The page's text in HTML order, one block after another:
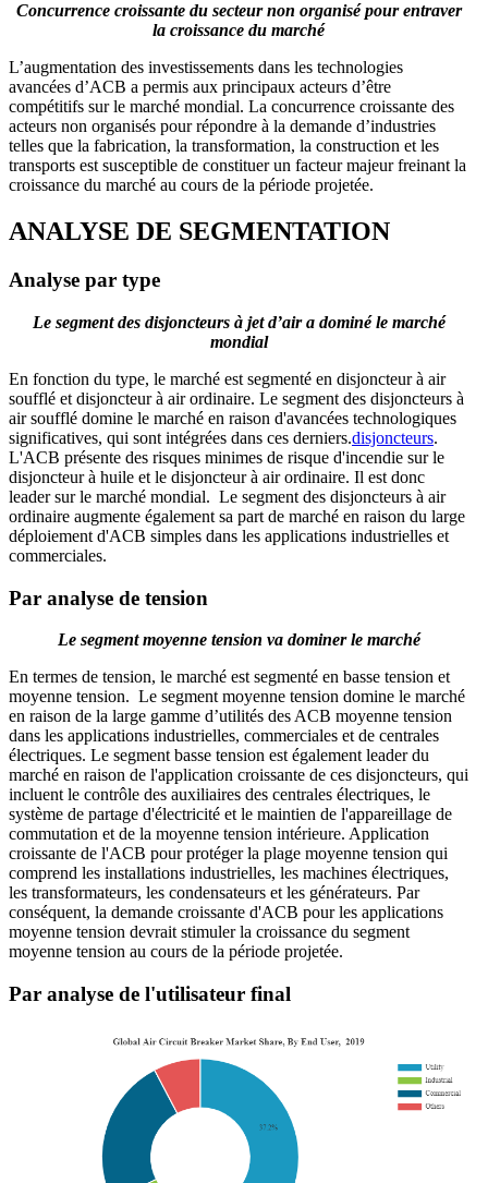
Concurrence croissante du secteur non organisé pour entraver
la croissance du marché
L’augmentation des investissements dans les technologies
avancées d’ACB a permis aux principaux acteurs d’être
compétitifs sur le marché mondial. La concurrence croissante des
acteurs non organisés pour répondre à la demande d’industries
telles que la fabrication, la transformation, la construction et les
transports est susceptible de constituer un facteur majeur freinant la
croissance du marché au cours de la période projetée.
ANALYSE DE SEGMENTATION
Analyse par type
Le segment des disjoncteurs à jet d’air a dominé le marché
mondial
En fonction du type, le marché est segmenté en disjoncteur à air
soufflé et disjoncteur à air ordinaire. Le segment des disjoncteurs à
air soufflé domine le marché en raison d'avancées technologiques
significatives, qui sont intégrées dans ces derniers.disjoncteurs.
L'ACB présente des risques minimes de risque d'incendie sur le
disjoncteur à huile et le disjoncteur à air ordinaire. Il est donc
leader sur le marché mondial. Le segment des disjoncteurs à air
ordinaire augmente également sa part de marché en raison du large
déploiement d'ACB simples dans les applications industrielles et
commerciales.
Par analyse de tension
Le segment moyenne tension va dominer le marché
En termes de tension, le marché est segmenté en basse tension et
moyenne tension. Le segment moyenne tension domine le marché
en raison de la large gamme d’utilités des ACB moyenne tension
dans les applications industrielles, commerciales et de centrales
électriques. Le segment basse tension est également leader du
marché en raison de l'application croissante de ces disjoncteurs, qui
incluent le contrôle des auxiliaires des centrales électriques, le
système de partage d'électricité et le maintien de l'appareillage de
commutation et de la moyenne tension intérieure. Application
croissante de l'ACB pour protéger la plage moyenne tension qui
comprend les installations industrielles, les machines électriques,
les transformateurs, les condensateurs et les générateurs. Par
conséquent, la demande croissante d'ACB pour les applications
moyenne tension devrait stimuler la croissance du segment
moyenne tension au cours de la période projetée.
Par analyse de l'utilisateur final